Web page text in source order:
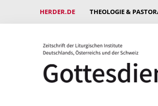
HERDER.DE THEOLOGIE &